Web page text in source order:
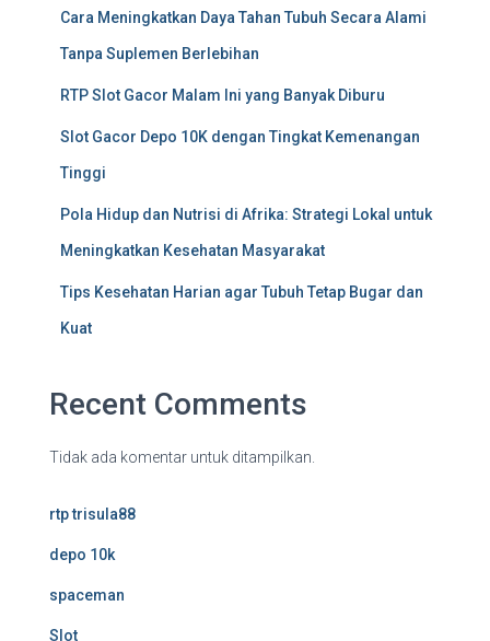
Cara Meningkatkan Daya Tahan Tubuh Secara Alami
Tanpa Suplemen Berlebihan
RTP Slot Gacor Malam Ini yang Banyak Diburu
Slot Gacor Depo 10K dengan Tingkat Kemenangan
Tinggi
Pola Hidup dan Nutrisi di Afrika: Strategi Lokal untuk
Meningkatkan Kesehatan Masyarakat
Tips Kesehatan Harian agar Tubuh Tetap Bugar dan
Kuat
Recent Comments
Tidak ada komentar untuk ditampilkan.
rtp trisula88
depo 10k
spaceman
Slot